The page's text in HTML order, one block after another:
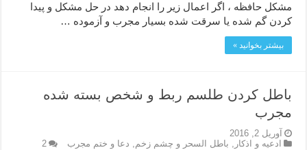
مشکل حافظه ، اگر اعمال زیر را انجام دهد در حل مشکل و پیدا
کردن گم شده یا سرقت شده بسیار مجرب و آزموده …
بیشتر بخوانید »
باطل کردن طلسم ربط و شخص بسته شده
مجرب
آوریل 2, 2016
ادعيه و اذكار , باطل السحر و چشم زخم, دعا و ختم مجرب 2